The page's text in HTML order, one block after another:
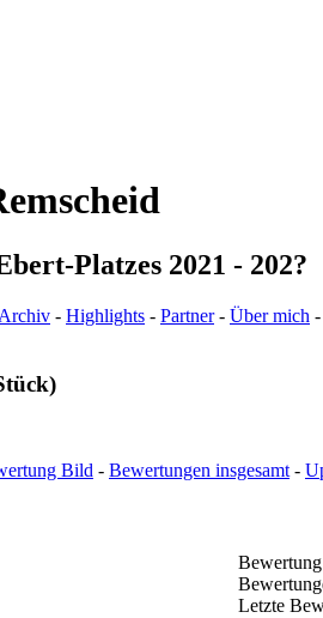
Platzes 2021 - 202?
Archiv - Highlights - Partner- Über mich -
Bild - Bewertungen insgesamt -
Letzte